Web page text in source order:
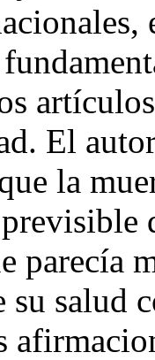
El
la
parecía
su salud